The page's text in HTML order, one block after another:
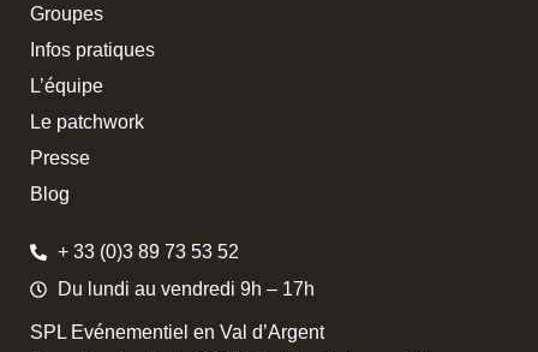
Groupes
Infos pratiques
L’équipe
Le patchwork
Presse
Blog
+ 33 (0)3 89 73 53 52
Du lundi au vendredi 9h – 17h
SPL Evénementiel en Val d’Argent